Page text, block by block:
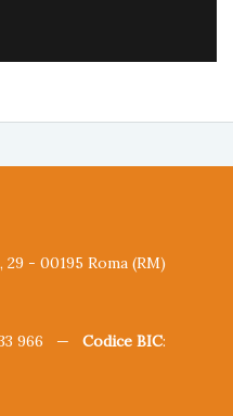
- 00195 Roma (RM)
966 — Codice BIC: